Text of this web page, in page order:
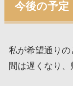
今後の予定
私が希望通り
間は遅くなり、